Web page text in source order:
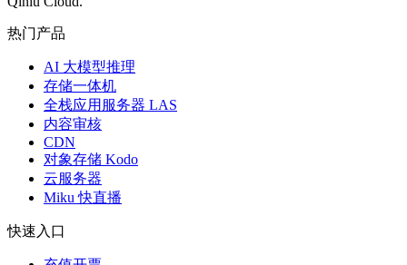
热门产品
AI 大模型推理
存储一体机
全栈应用服务器 LAS
内容审核
CDN
对象存储 Kodo
云服务器
Miku 快直播
快速入口